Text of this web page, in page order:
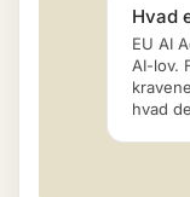
Hvad
EU AI
AI-lov.
hvad